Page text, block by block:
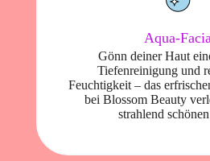
Aqua-
Gönn deiner Haut
Tiefenreinigung und
Feuchtigkeit – das
bei Blossom Beauty
strahlend